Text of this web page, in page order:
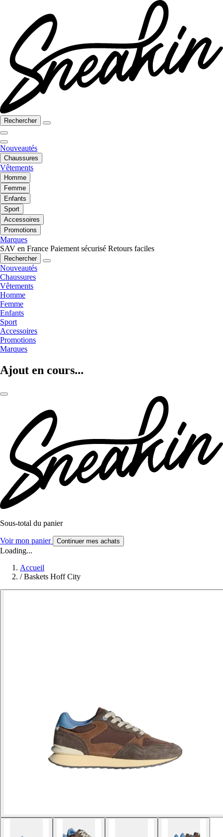
Rechercher
Nouveautés
Chaussures
Vêtements
Homme
Femme
Enfants
Sport
Accessoires
Promotions
Marques
SAV en France Paiement sécurisé Retours faciles
Rechercher
Nouveautés
Chaussures
Vêtements
Homme
Femme
Enfants
Sport
Accessoires
Promotions
Marques
Ajout en cours...
Sous-total du panier
Voir mon panier Continuer mes achats
Loading...
Accueil
/ Baskets Hoff City